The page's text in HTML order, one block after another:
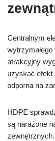
Centralnym
wytrzymałego
atrakcyjny
uzyskać efekt
odporna na
HDPE
są narażone
zewnętrznych.